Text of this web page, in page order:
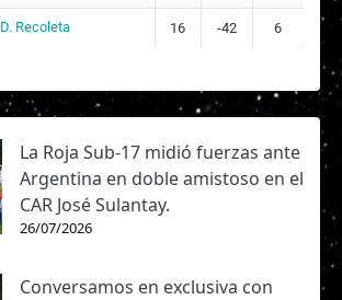
D. Recoleta 16 -42 6
La Roja Sub-17 midió fuerzas ante
Argentina en doble amistoso en el
CAR José Sulantay.
26/07/2026
Conversamos en exclusiva con